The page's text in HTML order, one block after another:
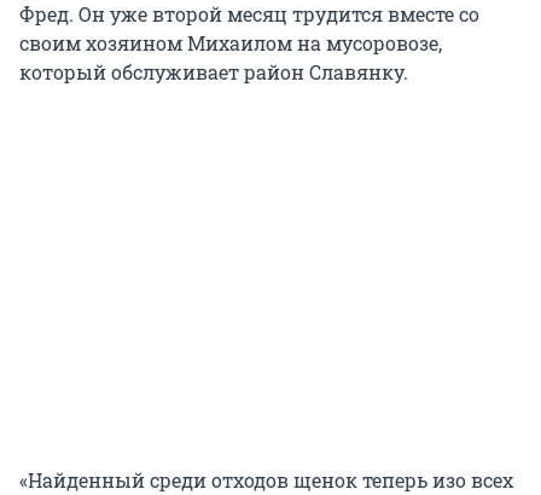
Фред. Он уже второй месяц трудится вместе со
своим хозяином Михаилом на мусоровозе,
который обслуживает район Славянку.
«Найденный среди отходов щенок теперь изо всех